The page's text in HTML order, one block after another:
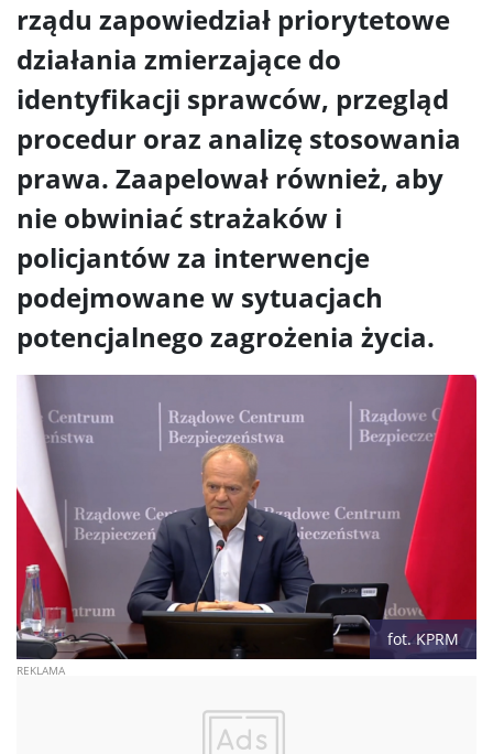
rządu zapowiedział priorytetowe
działania zmierzające do
identyfikacji sprawców, przegląd
procedur oraz analizę stosowania
prawa. Zaapelował również, aby
nie obwiniać strażaków i
policjantów za interwencje
podejmowane w sytuacjach
potencjalnego zagrożenia życia.
fot. KPRM